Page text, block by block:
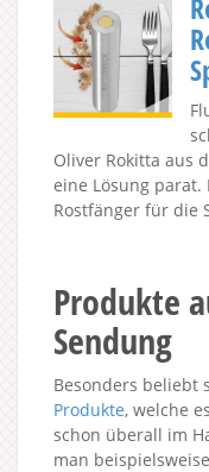
Oliver Rokitta aus
eine Lösung parat.
Rostfänger für die
Produkte
Sendung
Besonders beliebt
Produkte, welche
schon überall im
man